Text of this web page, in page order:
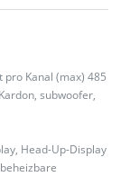
Kanal (max) 485
subwoofer,
Head-Up-Display